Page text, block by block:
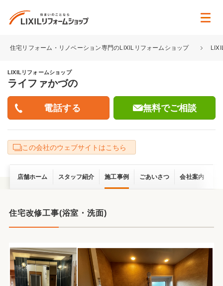
住宅リフォーム・リノベーション専門のLIXILリフォームショップ
LIXILリフォームショップ
ライファかづの
無料でご相談
この会社のウェブサイトはこちら
店舗ホーム スタッフ紹介 施工事例 ごあいさつ 会社案内
住宅改修工事(浴室・洗面)